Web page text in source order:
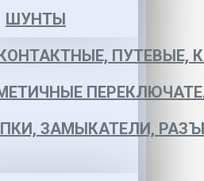
ШУНТЫ
ПУТЕВЫЕ,
ЗАМЫКАТЕЛИ,